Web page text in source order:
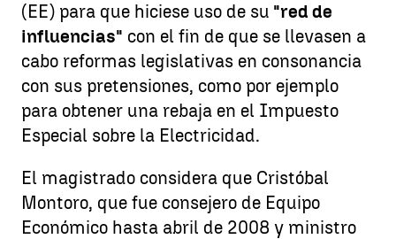
(EE) para que hiciese uso de su "red de
influencias" con el fin de que se llevasen a
cabo reformas legislativas en consonancia
con sus pretensiones, como por ejemplo
para obtener una rebaja en el Impuesto
Especial sobre la Electricidad.
El magistrado considera que Cristóbal
Montoro, que fue consejero de Equipo
Económico hasta abril de 2008 y ministro